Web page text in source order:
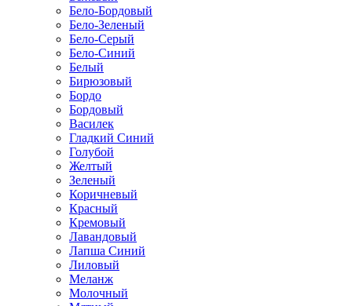
Бело-Бордовый
Бело-Зеленый
Бело-Серый
Бело-Синий
Белый
Бирюзовый
Бордо
Бордовый
Василек
Гладкий Синий
Голубой
Желтый
Зеленый
Коричневый
Красный
Кремовый
Лавандовый
Лапша Синий
Лиловый
Меланж
Молочный